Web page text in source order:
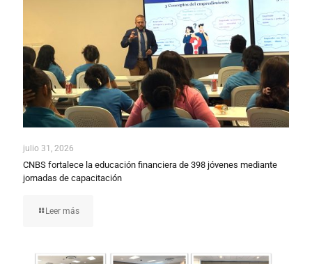
julio 31, 2026
CNBS fortalece la educación financiera de 398 jóvenes mediante
jornadas de capacitación
Leer más